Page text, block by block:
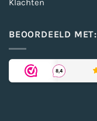
Klachten
BEOORDEELD MET: